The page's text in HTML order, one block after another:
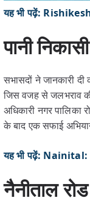
यह भी पढ़ें: Rishikesh
पानी
सभासदों ने जानकारी
जिस वजह से जलभराव की
अधिकारी नगर पालिका
के बाद एक सफाई
यह भी पढ़ें: Nainital:
नैनीताल